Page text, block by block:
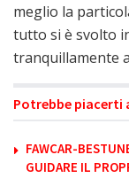
meglio la
tutto si è svolto
tranquillamente
Potrebbe piacerti
FAWCAR-
GUIDARE IL